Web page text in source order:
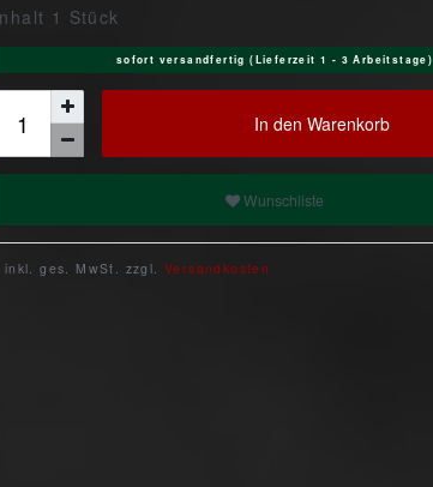
1 Stück
sofort versandfertig (Lieferzeit 1 - 3 Arbeitstage)
In den Warenkorb
Wunschliste
inkl. ges. MwSt. zzgl. Versandkosten